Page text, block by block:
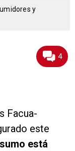
y
4
Facua-
este
está